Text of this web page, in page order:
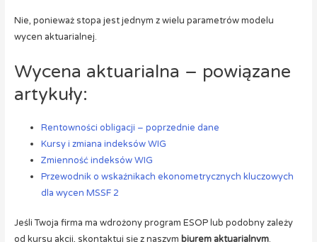
Nie, ponieważ stopa jest jednym z wielu parametrów modelu
wycen aktuarialnej.
Wycena aktuarialna – powiązane
artykuły:
Rentowności obligacji – poprzednie dane
Kursy i zmiana indeksów WIG
Zmienność indeksów WIG
Przewodnik o wskaźnikach ekonometrycznych kluczowych
dla wycen MSSF 2
Jeśli Twoja firma ma wdrożony program ESOP lub podobny zależy
od kursu akcji, skontaktuj się z naszym biurem aktuarialnym.